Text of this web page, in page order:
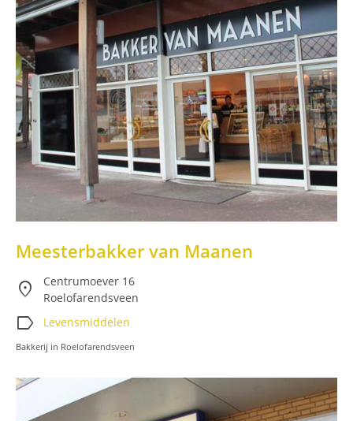
Meesterbakker van Maanen
location_on
Centrumoever 16
Roelofarendsveen
label Levensmiddelen
Bakkerij in Roelofarendsveen